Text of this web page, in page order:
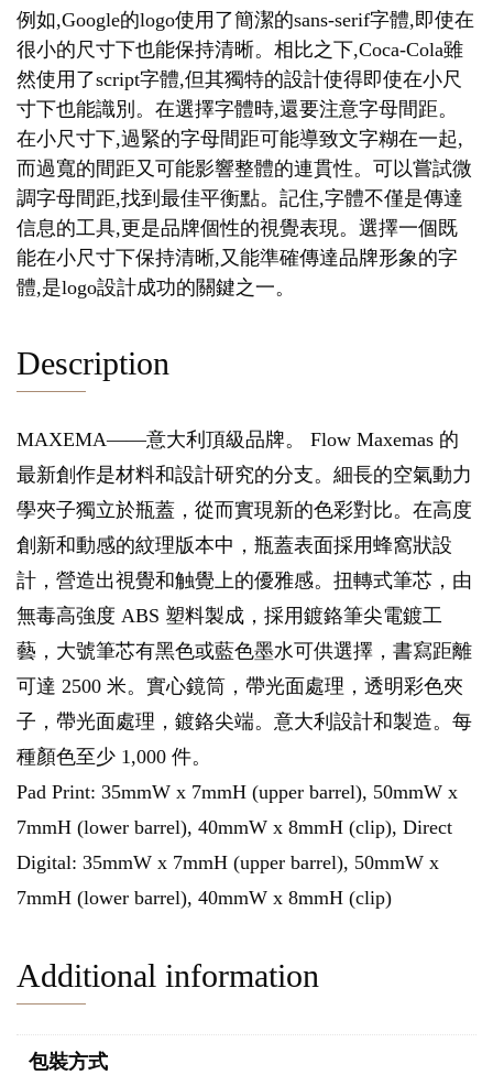
例如,Google的logo使用了簡潔的sans-serif字體,即使在
很小的尺寸下也能保持清晰。相比之下,Coca-Cola雖
然使用了script字體,但其獨特的設計使得即使在小尺
寸下也能識別。在選擇字體時,還要注意字母間距。
在小尺寸下,過緊的字母間距可能導致文字糊在一起,
而過寬的間距又可能影響整體的連貫性。可以嘗試微
調字母間距,找到最佳平衡點。記住,字體不僅是傳達
信息的工具,更是品牌個性的視覺表現。選擇一個既
能在小尺寸下保持清晰,又能準確傳達品牌形象的字
體,是logo設計成功的關鍵之一。
Description
MAXEMA——意大利頂級品牌。 Flow Maxemas 的
最新創作是材料和設計研究的分支。細長的空氣動力
學夾子獨立於瓶蓋，從而實現新的色彩對比。在高度
創新和動感的紋理版本中，瓶蓋表面採用蜂窩狀設
計，營造出視覺和触覺上的優雅感。扭轉式筆芯，由
無毒高強度 ABS 塑料製成，採用鍍鉻筆尖電鍍工
藝，大號筆芯有黑色或藍色墨水可供選擇，書寫距離
可達 2500 米。實心鏡筒，帶光面處理，透明彩色夾
子，帶光面處理，鍍鉻尖端。意大利設計和製造。每
種顏色至少 1,000 件。
Pad Print: 35mmW x 7mmH (upper barrel), 50mmW x
7mmH (lower barrel), 40mmW x 8mmH (clip), Direct
Digital: 35mmW x 7mmH (upper barrel), 50mmW x
7mmH (lower barrel), 40mmW x 8mmH (clip)
Additional information
包裝方式